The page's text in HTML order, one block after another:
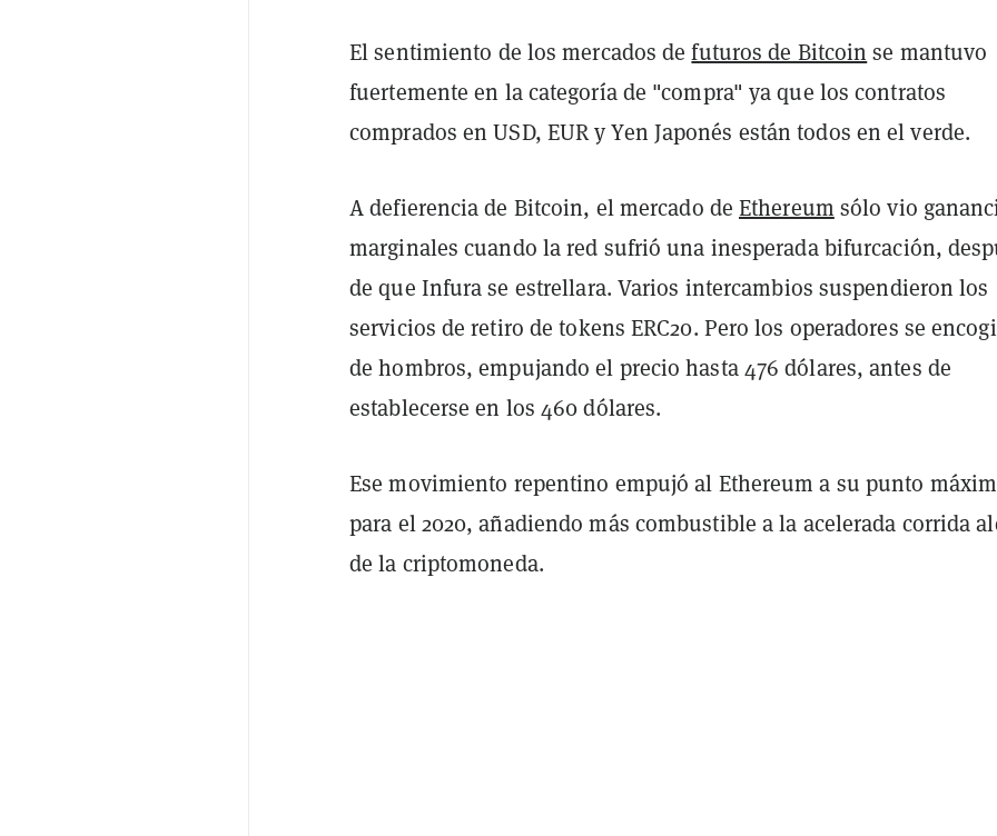
El sentimiento de los mercados defuturos de Bitcoin se mantuvo
fuertemente en la categoría de "compra" ya que los contratos
comprados en USD, EUR y Yen Japonés están todos en el verde.
A defierencia de Bitcoin, el mercado deEthereum sólo vio
marginales cuando la red sufrió una inesperada bifurcación,
de que Infura se estrellara. Varios intercambios suspendieron los
servicios de retiro de tokens ERC20. Pero los operadores se
de hombros, empujando el precio hasta 476 dólares, antes de
establecerse en los 460 dólares.
Ese movimiento repentino empujó al Ethereum a su punto
para el 2020, añadiendo más combustible a la acelerada corrida
de la criptomoneda.